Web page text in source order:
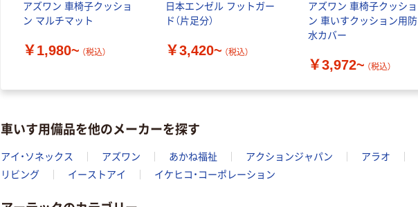
アズワン 車椅子クッショ
ン マルチマット
￥1,980~ （税込）
日本エンゼル フットガー
ド（片足分）
￥3,420~ （税込）
アズワン 車椅子クッショ
ン 車いすクッション用防
水カバー
￥3,972~ （税込）
車いす用備品を他のメーカーを探す
アイ・ソネックス アズワン あかね福祉 アクションジャパン アラオ
リビング
イーストアイ イケヒコ・コーポレーション